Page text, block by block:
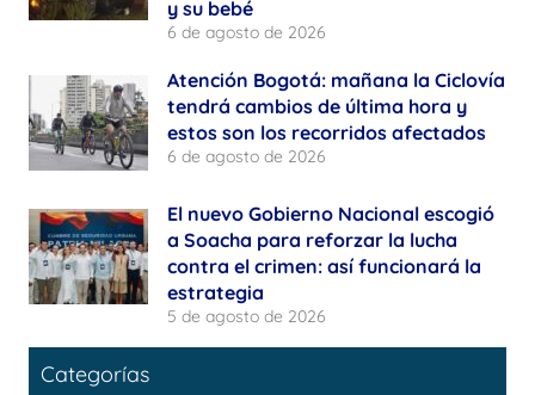
y su bebé
6 de agosto de 2026
Atención Bogotá: mañana la Ciclovía
tendrá cambios de última hora y
estos son los recorridos afectados
6 de agosto de 2026
El nuevo Gobierno Nacional escogió
a Soacha para reforzar la lucha
contra el crimen: así funcionará la
estrategia
5 de agosto de 2026
Categorías